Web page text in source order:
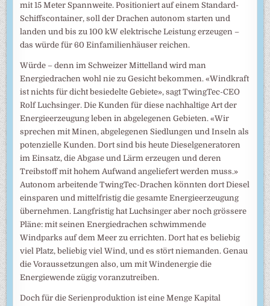
mit 15 Meter Spannweite. Positioniert auf einem Standard-
Schiffscontainer, soll der Drachen autonom starten und
landen und bis zu 100 kW elektrische Leistung erzeugen –
das würde für 60 Einfamilienhäuser reichen.
Würde – denn im Schweizer Mittelland wird man
Energiedrachen wohl nie zu Gesicht bekommen. «Windkraft
ist nichts für dicht besiedelte Gebiete», sagt TwingTec-CEO
Rolf Luchsinger. Die Kunden für diese nachhaltige Art der
Energieerzeugung leben in abgelegenen Gebieten. «Wir
sprechen mit Minen, abgelegenen Siedlungen und Inseln als
potenzielle Kunden. Dort sind bis heute Dieselgeneratoren
im Einsatz, die Abgase und Lärm erzeugen und deren
Treibstoff mit hohem Aufwand angeliefert werden muss.»
Autonom arbeitende TwingTec-Drachen könnten dort Diesel
einsparen und mittelfristig die gesamte Energieerzeugung
übernehmen. Langfristig hat Luchsinger aber noch grössere
Pläne: mit seinen Energiedrachen schwimmende
Windparks auf dem Meer zu errichten. Dort hat es beliebig
viel Platz, beliebig viel Wind, und es stört niemanden. Genau
die Voraussetzungen also, um mit Windenergie die
Energiewende zügig voranzutreiben.
Doch für die Serienproduktion ist eine Menge Kapital